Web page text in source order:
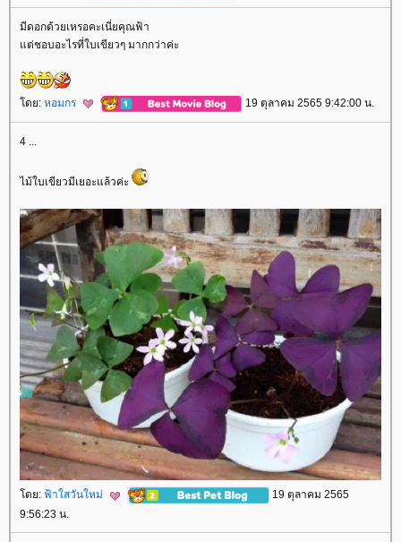
มีดอกด้วยเหรอคะเนี่ยคุณฟ้า
ต่ชอบอะไรที่ใบเขียวๆ มากกว่าค่ะ
ดย: หอมกร 19 ตุลาคม 2565 9:42:00 น.
4 ...
ไม้ใบเขียวมีเยอะแล้วค่ะ
ดย: ฟ้าใสวันใหม่
19 ตุลาคม 2565
9:56:23 น.